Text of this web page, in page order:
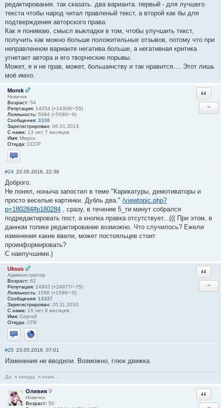
редактирования. так сказать. два варианта. первый - для лучшего
текста чтобы народ читал правленый текст, а второй как бы для
подтверждения авторского права.
Как я понимаю, смысл выкладки в том, чтобы улучшить текст,
получить как можно больше положительных отзывов, потому что при
неправленном варианте негатива больше, а негативная критика
угнетает автора и его творческие порывы.
Может, я и не прав, может, большинству и так нравится.... Этот лишь
моё имхо.
Morok
Новичок
Возраст: 54
Репутация: 14254 (+14309/−55)
Лояльность: 5084 (+5090/−6)
Сообщения: 3338
Зарегистрирован: 06.01.2013
С нами: 13 лет 7 месяцев
Имя: Мирон
Откуда: СССР
Отправить личное сообщение
−
#24 22.05.2016, 22:38
Доброго.
Не понял, ноныча запостил в теме "Карикатуры, демотиваторы и
просто веселые картинки. Дубль два." /viewtopic.php?
p=180284#p180284 , сразу, в течение 5_ти минут собрался
подредактировать пост, а кнопка правка отсутствует...((( При этом, в
данном топике редактирование возможно. Что случилось? Ежели
изменения какие ввели, может постояльцев стоит
проинформировать?
С наилучшими.)
Uksus
Администратор
Возраст: 62
Репутация: 24902 (+24977/−75)
Лояльность: 1586 (+1586/−0)
Сообщения: 13337
Зарегистрирован: 20.11.2010
С нами: 15 лет 8 месяцев
Имя: Сергей
Откуда: СПб
Отправить личное сообщение
Сайт
−
#25 23.05.2016, 07:01
Изменения не вводили. Возможно, глюк движка.
Да, я зануда, я знаю...
Оливия
Новичок
Возраст: 50